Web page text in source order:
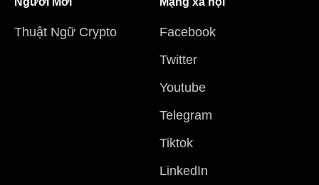
Thuật Ngữ Crypto
Facebook
Twitter
Youtube
Telegram
Tiktok
LinkedIn